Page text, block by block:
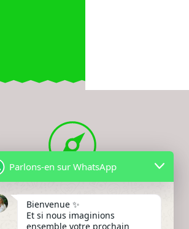
EMAIL
Parlons-en sur WhatsApp
Bienvenue ✨
Et si nous imaginions
ensemble votre prochain